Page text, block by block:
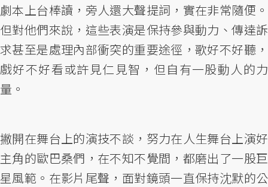
劇本上台棒讀，旁人還大聲提詞，實在非常隨便。
但對他們來說，這些表演是保持參與動力、傳達訴
求甚至是處理內部衝突的重要途徑，歌好不好聽，
戲好不好看或許見仁見智，但自有一股動人的力
量。
撇開在舞台上的演技不談，努力在人生舞台上演好
主角的歐巴桑們，在不知不覺間，都磨出了一股巨
星風範。在影片尾聲，面對鏡頭一直保持沈默的公